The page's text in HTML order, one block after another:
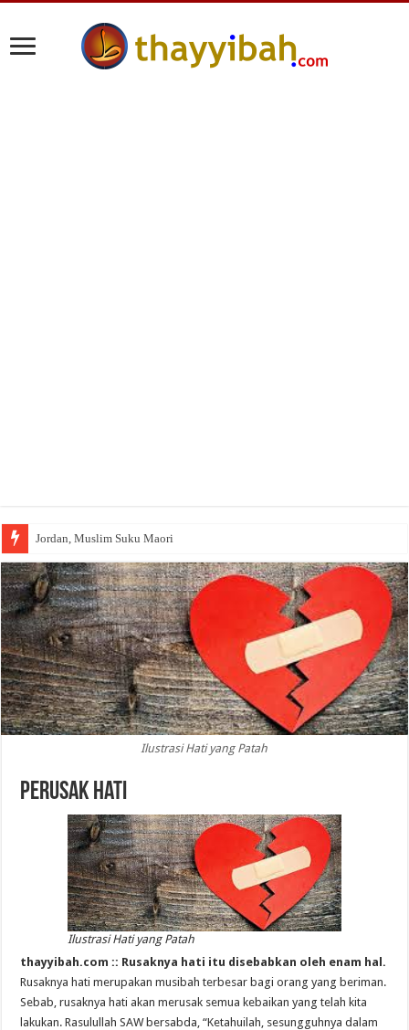
Jordan, Muslim Suku Maori
Ilustrasi Hati yang Patah
Perusak Hati
Ilustrasi Hati yang Patah
thayyibah.com :: Rusaknya hati itu disebabkan oleh enam hal.
Rusaknya hati merupakan musibah terbesar bagi orang yang beriman.
Sebab, rusaknya hati akan merusak semua kebaikan yang telah kita
lakukan. Rasulullah SAW bersabda, “Ketahuilah, sesungguhnya dalam